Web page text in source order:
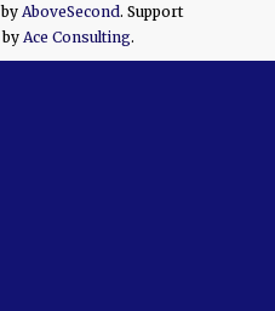
AboveSecond . Support
Ace Consulting.